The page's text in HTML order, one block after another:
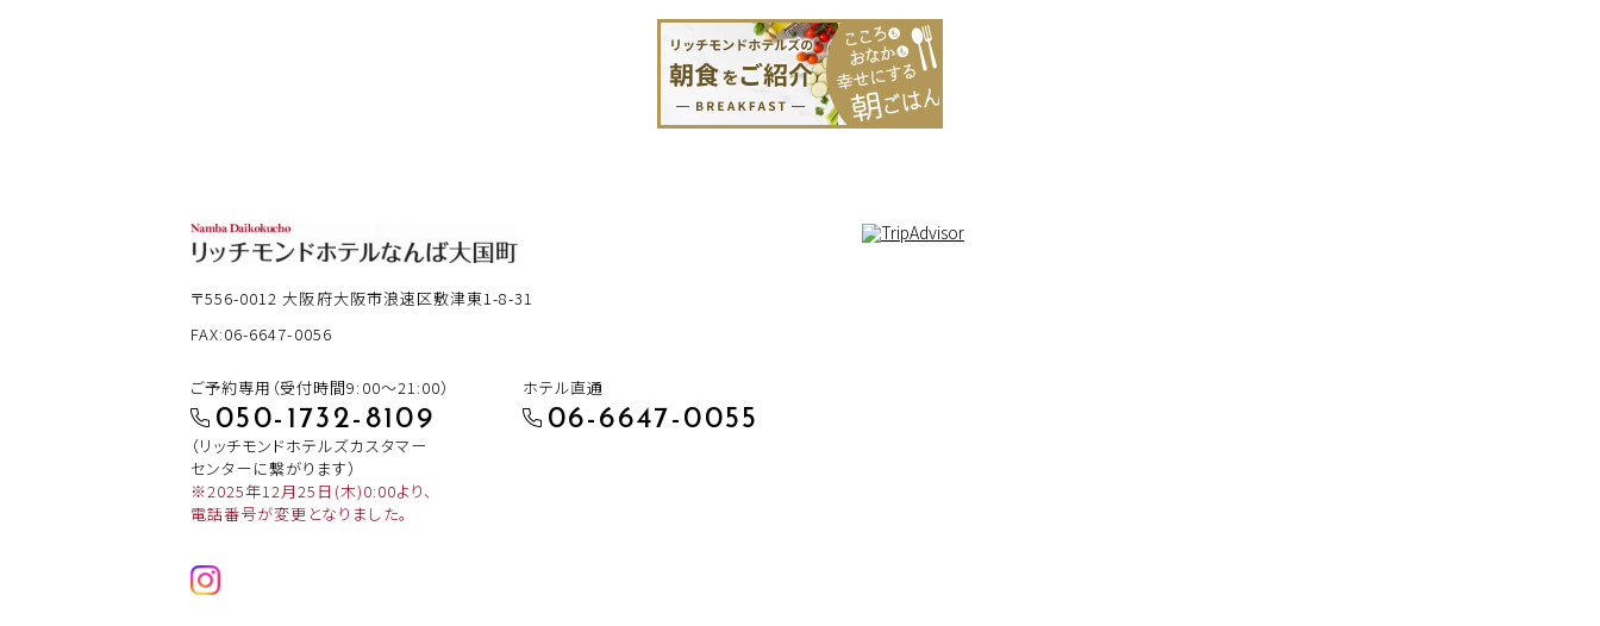
〒556-0012大阪府大阪市浪速区敷津東1-8-31
FAX:06-6647-0056
ご予約専用（受付時間9:00～21:00）
050-1732-8109
（リッチモンドホテルズカスタマー
センターに繋がります）
※2025年12月25日(木)0:00より、
電話番号が変更となりました。
ホテル直通
06-6647-0055